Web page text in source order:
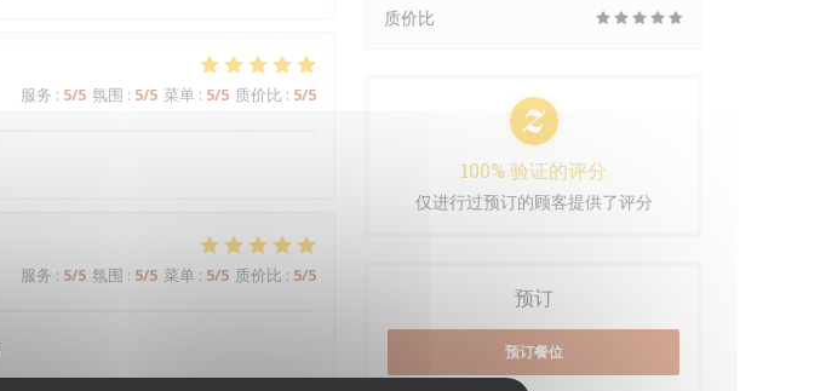
服务 : 5/5 氛围 : 5/5 菜单 : 5/5 质价比 : 5/5
服务 : 5/5 氛围 : 5/5 菜单 : 5/5 质价比 : 5/5
质价比
100% 验证的评分
仅进行过预订的顾客提供了评分
预订
预订餐位